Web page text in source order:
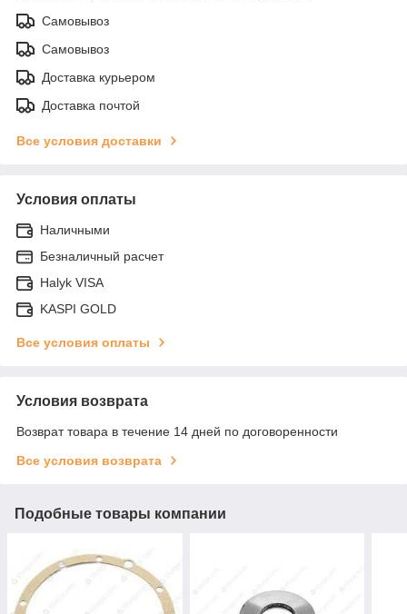
Самовывоз
Самовывоз
Доставка курьером
Доставка почтой
Все условия доставки
Условия оплаты
Наличными
Безналичный расчет
Halyk VISA
KASPI GOLD
Все условия оплаты
Условия возврата
Возврат товара в течение 14 дней по договоренности
Все условия возврата
Подобные товары компании